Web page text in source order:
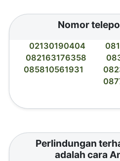
Nomor
02130190404
082163176358
085810561931
Perlindungan
adalah cara